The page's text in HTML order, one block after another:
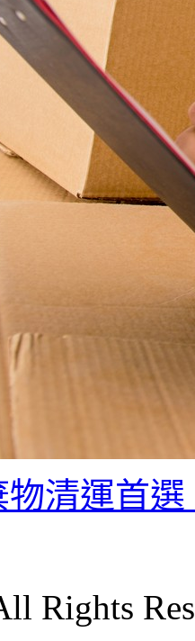
清運首選
Rights